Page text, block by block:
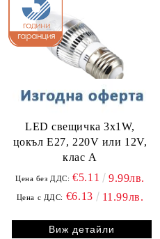
LED свещичка 3х1W,
цокъл E27, 220V или 12V,
клас A
Цена без ДДС: €5.11 9.99лв.
Цена с ДДС: €6.13 11.99лв.
Виж детайли